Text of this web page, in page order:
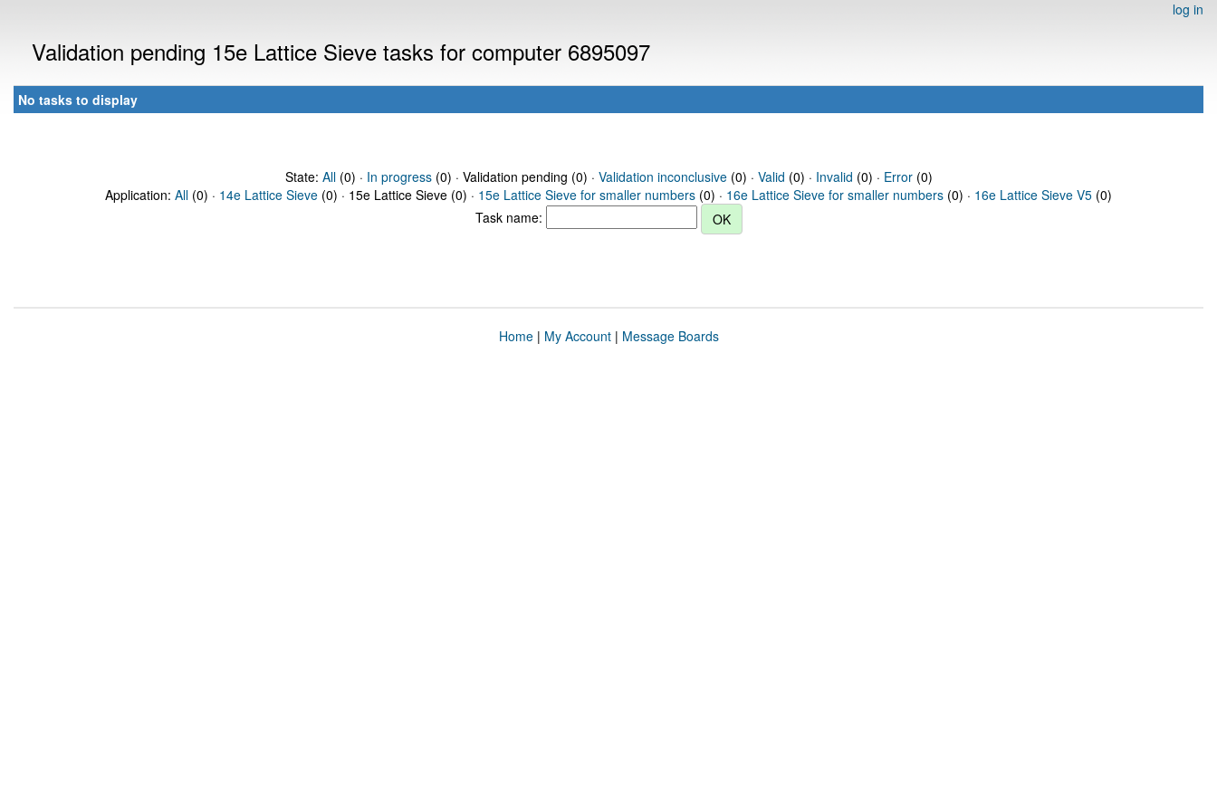
log in
Validation pending 15e Lattice Sieve tasks for computer 6895097
No tasks to display
State: All(0) · In progress(0) · Validation pending (0) · Validation inconclusive(0) · Valid (0) · Invalid (0) · Error(0)
Application: All (0) · 14e Lattice Sieve (0) · 15e Lattice Sieve (0) · 15e Lattice Sieve for smaller numbers (0) · 16e Lattice Sieve for smaller numbers (0) · 16e Lattice Sieve V5 (0)
Task name:
Home| My Account| Message Boards